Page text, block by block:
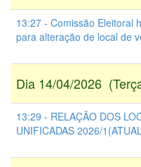
13:27 - Comissão Eleitoral
para alteração de local de
Dia 14/04/2026
13:29 - RELAÇÃO DOS
UNIFICADAS 2026/